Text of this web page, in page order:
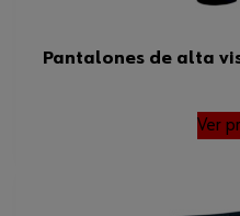
Pantalones de alta
Ver